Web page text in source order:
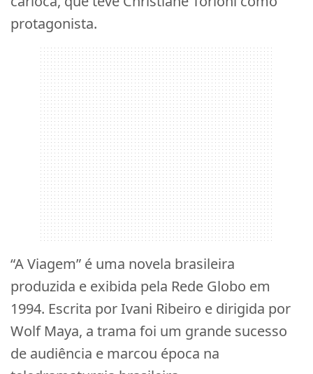
protagonista.
“A Viagem” é uma novela brasileira
produzida e exibida pela Rede Globo em
1994. Escrita por Ivani Ribeiro e dirigida por
Wolf Maya, a trama foi um grande sucesso
de audiência e marcou época na